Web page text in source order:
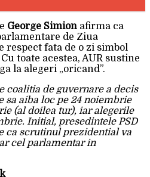
George Simion afirma ca
de Ziua
respect fata de o zi simbol
toate acestea, AUR sustine
la alegeri „oricand”.
coalitia de guvernare a decis
sa aiba loc pe 24 noiembrie
(al doilea tur), iar alegerile
Initial, presedintele PSD
ca scrutinul prezidential va
cel parlamentar in